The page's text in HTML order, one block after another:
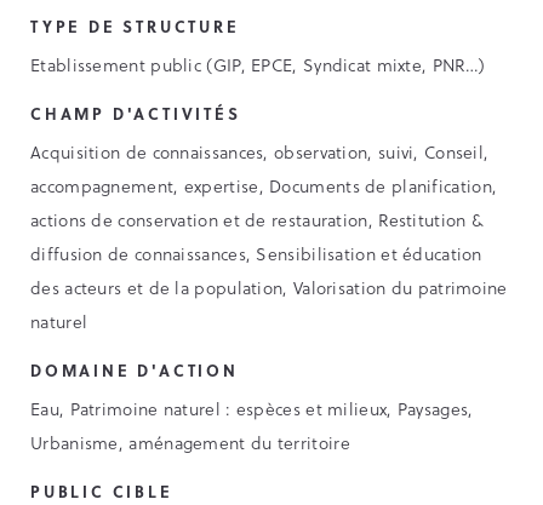
TYPE DE STRUCTURE
Etablissement public (GIP, EPCE, Syndicat mixte, PNR…)
CHAMP D'ACTIVITÉS
Acquisition de connaissances, observation, suivi, Conseil,
accompagnement, expertise, Documents de planification,
actions de conservation et de restauration, Restitution &
diffusion de connaissances, Sensibilisation et éducation
des acteurs et de la population, Valorisation du patrimoine
naturel
DOMAINE D'ACTION
Eau, Patrimoine naturel : espèces et milieux, Paysages,
Urbanisme, aménagement du territoire
PUBLIC CIBLE